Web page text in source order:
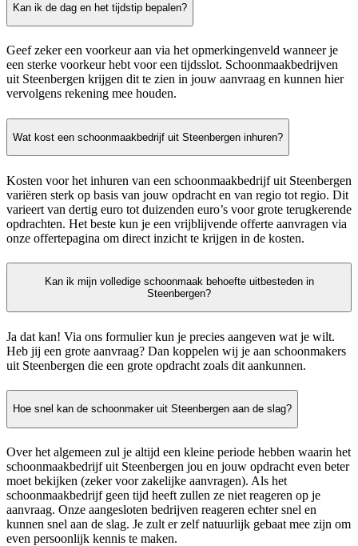
Kan ik de dag en het tijdstip bepalen?
Geef zeker een voorkeur aan via het opmerkingenveld wanneer je
een sterke voorkeur hebt voor een tijdsslot. Schoonmaakbedrijven
uit Steenbergen krijgen dit te zien in jouw aanvraag en kunnen hier
vervolgens rekening mee houden.
Wat kost een schoonmaakbedrijf uit Steenbergen inhuren?
Kosten voor het inhuren van een schoonmaakbedrijf uit Steenbergen
variëren sterk op basis van jouw opdracht en van regio tot regio. Dit
varieert van dertig euro tot duizenden euro’s voor grote terugkerende
opdrachten. Het beste kun je een vrijblijvende offerte aanvragen via
onze offertepagina om direct inzicht te krijgen in de kosten.
Kan ik mijn volledige schoonmaak behoefte uitbesteden in
Steenbergen?
Ja dat kan! Via ons formulier kun je precies aangeven wat je wilt.
Heb jij een grote aanvraag? Dan koppelen wij je aan schoonmakers
uit Steenbergen die een grote opdracht zoals dit aankunnen.
Hoe snel kan de schoonmaker uit Steenbergen aan de slag?
Over het algemeen zul je altijd een kleine periode hebben waarin het
schoonmaakbedrijf uit Steenbergen jou en jouw opdracht even beter
moet bekijken (zeker voor zakelijke aanvragen). Als het
schoonmaakbedrijf geen tijd heeft zullen ze niet reageren op je
aanvraag. Onze aangesloten bedrijven reageren echter snel en
kunnen snel aan de slag. Je zult er zelf natuurlijk gebaat mee zijn om
even persoonlijk kennis te maken.